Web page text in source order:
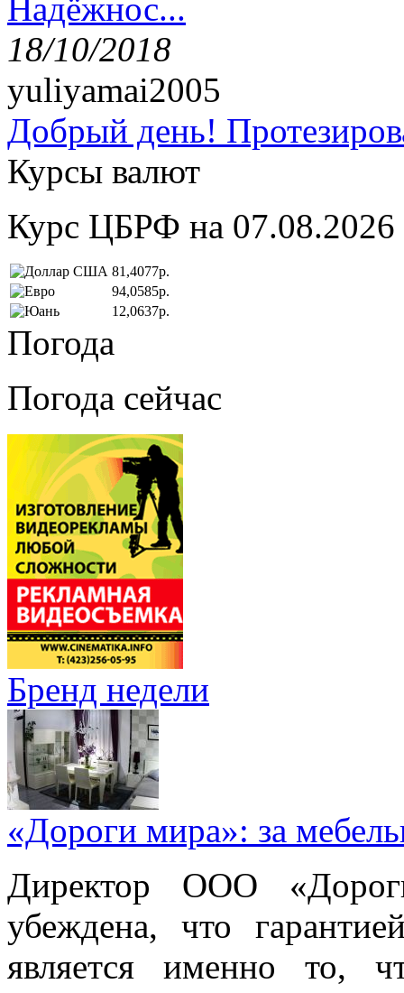
Надёжнос...
18/10/2018
yuliyamai2005
Добрый день!
Курсы валют
Курс ЦБРФ на 07.08.2026
81,4077р.
94,0585р.
12,0637р.
Погода
Погода сейчас
Бренд недели
«Дороги мира»: за
Директор ООО
убеждена, что
является именно то,